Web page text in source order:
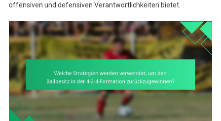
offensiven und defensiven Verantwortlichkeiten bietet.